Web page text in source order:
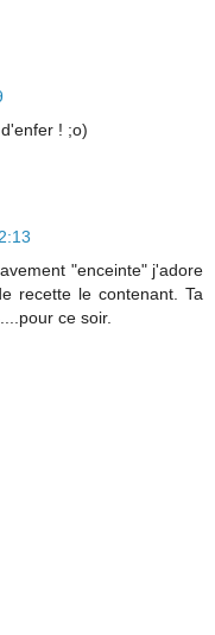
! ;o)
"enceinte" j'adore
recette le contenant. Ta
ce soir.